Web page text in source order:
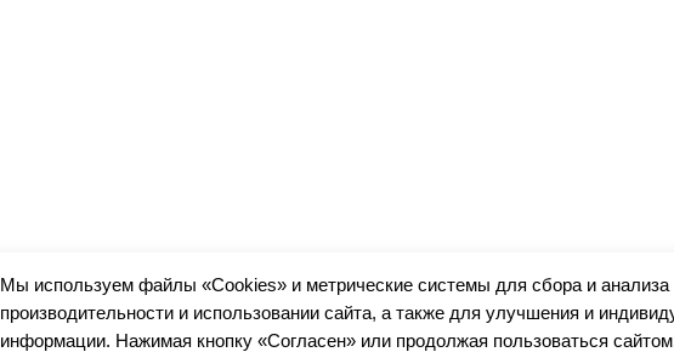
Мы используем файлы «Cookies» и метрические системы для сбора и
производительности и использовании сайта, а также для улучшения и
информации. Нажимая кнопку «Согласен» или продолжая пользоваться